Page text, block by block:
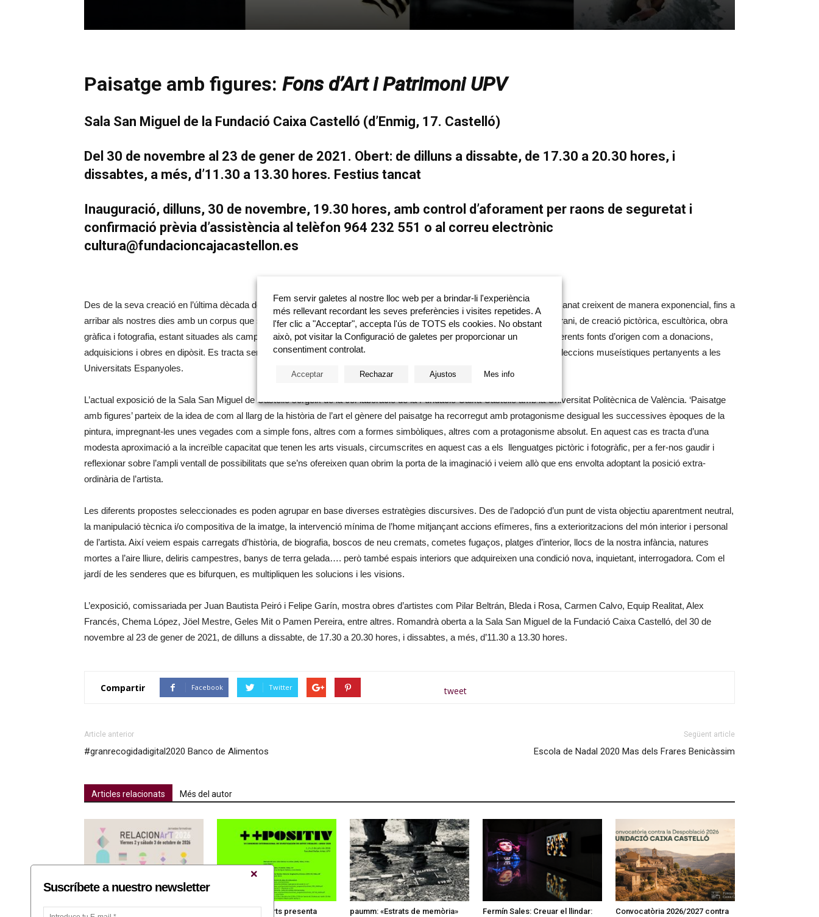
Paisatge amb figures: Fons d’Art i Patrimoni UPV
Sala San Miguel de la Fundació Caixa Castelló (d’Enmig, 17. Castelló)
Del 30 de novembre al 23 de gener de 2021. Obert: de dilluns a dissabte, de 17.30 a 20.30 hores, i
dissabtes, a més, d’11.30 a 13.30 hores. Festius tancat
Inauguració, dilluns, 30 de novembre, 19.30 hores, amb control d’aforament per raons de seguretat i
confirmació prèvia d’assistència al telèfon 964 232 551 o al correu electrònic
cultura@fundacioncajacastellon.es
Des de la seva creació en l’última dècada del segle XX, la col·lecció artística de la Universitat Politècnica de València ha anat creixent de manera exponencial, fins a
arribar als nostres dies amb un corpus que supera els tres milers d’obres. Compta amb rellevants peces d’art contemporani, de creació pictòrica, escultòrica, obra
gràfica i fotografia, estant situades als campus de Vera, Gandia i Alcoi. La seva conformació s’ha realitzat a través de diferents fonts d’origen com a donacions,
adquisicions i obres en dipòsit. Es tracta sens dubte, d’un corpus significatiu de peces rellevants en el context de les col·leccions museístiques pertanyents a les
Universitats Espanyoles.
L’actual exposició de la Sala San Miguel de Castelló sorgeix de la col·laboració de la Fundació Caixa Castelló amb la Universitat Politècnica de València. ‘Paisatge
amb figures’ parteix de la idea de com al llarg de la història de l’art el gènere del paisatge ha recorregut amb protagonisme desigual les successives èpoques de la
pintura, impregnant-les unes vegades com a simple fons, altres com a formes simbòliques, altres com a protagonisme absolut. En aquest cas es tracta d’una
modesta aproximació a la increïble capacitat que tenen les arts visuals, circumscrites en aquest cas a els llenguatges pictòric i fotogràfic, per a fer-nos gaudir i
reflexionar sobre l’ampli ventall de possibilitats que se’ns ofereixen quan obrim la porta de la imaginació i veiem allò que ens envolta adoptant la posició extra-
ordinària de l’artista.
Les diferents propostes seleccionades es poden agrupar en base diverses estratègies discursives. Des de l’adopció d’un punt de vista objectiu aparentment neutral,
la manipulació tècnica i/o compositiva de la imatge, la intervenció mínima de l’home mitjançant accions efímeres, fins a exterioritzacions del món interior i personal
de l’artista. Així veiem espais carregats d’història, de biografia, boscos de neu cremats, cometes fugaços, platges d’interior, llocs de la nostra infància, natures
mortes a l’aire lliure, deliris campestres, banys de terra gelada…. però també espais interiors que adquireixen una condició nova, inquietant, interrogadora. Com el
jardí de les senderes que es bifurquen, es multipliquen les solucions i les visions.
L’exposició, comissariada per Juan Bautista Peiró i Felipe Garín, mostra obres d’artistes com Pilar Beltrán, Bleda i Rosa, Carmen Calvo, Equip Realitat, Alex
Francés, Chema López, Jöel Mestre, Geles Mit o Pamen Pereira, entre altres. Romandrà oberta a la Sala San Miguel de la Fundació Caixa Castelló, del 30 de
novembre al 23 de gener de 2021, de dilluns a dissabte, de 17.30 a 20.30 hores, i dissabtes, a més, d’11.30 a 13.30 hores.
Compartir Facebook Twitter tweet
Article anterior
#granrecogidadigital2020 Banco de Alimentos
Següent article
Escola de Nadal 2020 Mas dels Frares Benicàssim
Articles relacionats Més del autor
José Antonio Orts presenta paumm: «Estrats de memòria» Fermín Sales: Creuar el llindar: Convocatòria 2026/2027 contra
Suscríbete a nuestro newsletter
Fem servir galetes al nostre lloc web per a brindar-li l'experiència
més rellevant recordant les seves preferències i visites repetides. A
l'fer clic a "Acceptar", accepta l'ús de TOTS els cookies. No obstant
això, pot visitar la Configuració de galetes per proporcionar un
consentiment controlat.
Acceptar Rechazar Ajustos Mes info